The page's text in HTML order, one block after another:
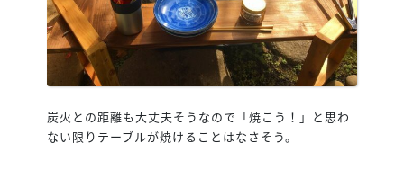
炭火との距離も大丈夫そうなので「焼こう！」と思わ
ない限りテーブルが焼けることはなさそう。